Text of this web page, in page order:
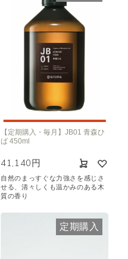
【定期購入・毎月】JB01 青森ひ
ば 450ml
41,140円
自然のまっすぐな力強さを感じさ
せる、清々しくも温かみのある木
質の香り
定期購入